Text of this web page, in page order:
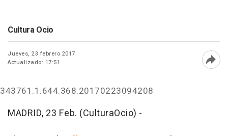
Cultura Ocio
Jueves, 23 febrero 2017
Actualizado: 17:51
343761.1.644.368.20170223094208
MADRID, 23 Feb. (CulturaOcio) -